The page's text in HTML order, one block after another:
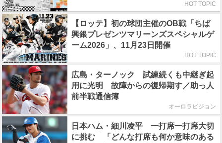
HOT TOPIC
【ロッテ】初の球団主催のOB戦「ちば
興銀プレゼンツマリーンズスペシャルゲ
ーム2026」、11月23日開催
HOT TOPIC
広島・ターノック 試練続くも中継ぎ起
用に光明 故障からの復帰期す／助っ人
前半戦通信簿
オーロラビジョン
日本ハム・細川凌平 一打席一打席大切
に挑む 「どんな打席も何か意味のある